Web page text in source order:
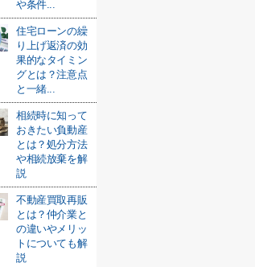
や条件...
住宅ローンの繰
り上げ返済の効
果的なタイミン
グとは？注意点
と一緒...
相続時に知って
おきたい負動産
とは？処分方法
や相続放棄を解
説
不動産買取再販
とは？仲介業と
の違いやメリッ
トについても解
説